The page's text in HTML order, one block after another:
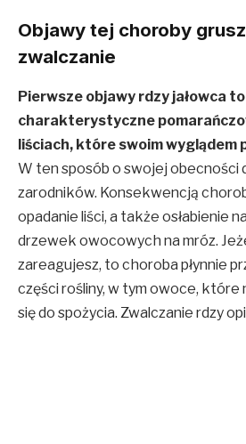
Objawy tej choroby
zwalczanie
Pierwsze objawy rdzy jałowca to
charakterystyczne
liściach, które swoim wyglądem
W ten sposób o swojej obecności
zarodników. Konsekwencją
opadanie liści, a także osłabienie
drzewek owocowych na mróz.
zareagujesz, to choroba płynnie
części rośliny, w tym owoce, które
się do spożycia. Zwalczanie rdzy